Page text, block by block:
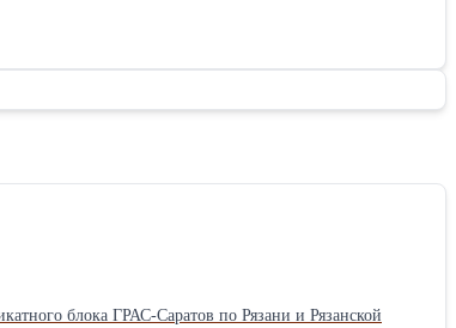
блока ГРАС-Саратов по Рязани и Рязанской